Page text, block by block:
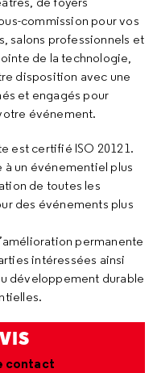
commission pour vos
salons professionnels et
de la technologie,
disposition avec une
et engagés pour
événement.
est certifié ISO 20121.
un événementiel plus
de toutes les
des événements plus
permanente
intéressées ainsi
développement durable
contact